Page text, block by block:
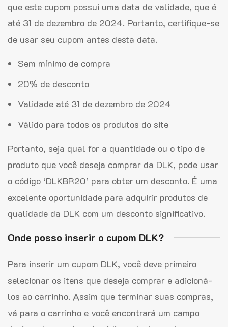
que este cupom possui uma data de validade, que é
até 31 de dezembro de 2024. Portanto, certifique-se
de usar seu cupom antes desta data.
Sem mínimo de compra
20% de desconto
Validade até 31 de dezembro de 2024
Válido para todos os produtos do site
Portanto, seja qual for a quantidade ou o tipo de
produto que você deseja comprar da DLK, pode usar
o código ‘DLKBR20’ para obter um desconto. É uma
excelente oportunidade para adquirir produtos de
qualidade da DLK com um desconto significativo.
Onde posso inserir o cupom DLK?
Para inserir um cupom DLK, você deve primeiro
selecionar os itens que deseja comprar e adicioná-
los ao carrinho. Assim que terminar suas compras,
vá para o carrinho e você encontrará um campo